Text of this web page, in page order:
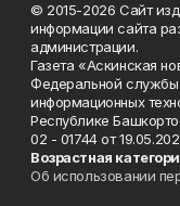
© 2015-2026 Сайт
информации сайта
администрации.
Газета «Аскинская
Федеральной службы
информационных
Республике
02 - 01744 от
Возрастная
Об использовании